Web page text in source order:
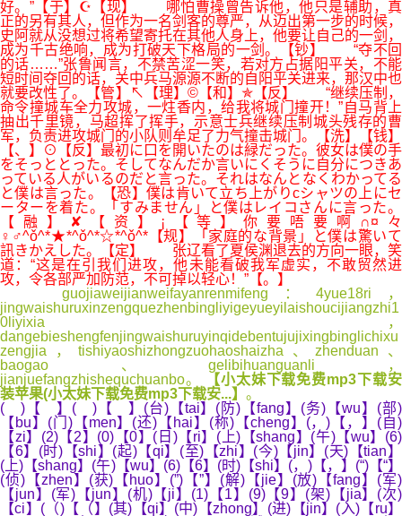
好。”【于】☪【现】 哪怕曹操曾告诉他，他只是辅助，真
正的另有其人，但作为一名剑客的尊严，从迈出第一步的时候，
史阿就从没想过将希望寄托在其他人身上，他要让自己的一剑，
成为千古绝响，成为打破天下格局的一剑。【钞】 “夺不回
的话……”张鲁闻言，不禁苦涩一笑，若对方占据阳平关，不能
短时间夺回的话，关中兵马源源不断的自阳平关进来，那汉中也
就要改性了。【管】↖【理】©【和】✯【反】 “继续压制，
命令撞城车全力攻城，一炷香内，给我将城门撞开！”自马背上
抽出千里镜，马超挥了挥手，示意士兵继续压制城头残存的曹
军，负责进攻城门的小队则牟足了力气撞击城门。【洗】【钱】
【、】⊙【反】最初に口を開いたのは緑だった。彼女は僕の手
をそっととった。そしてなんだか言いにくそうに自分につきあ
っている人がいるのだと言った。それはなんとなくわかってる
と僕は言った。【恐】僕は肯いて立ち上がりcシャツの上にセ
ーターを着た。「すみません」と僕はレイコさんに言った。
【融】✘【资】¡【等】你要唔要啊∩¤々
♀♂^ǒ^*★*^ǒ^*☆*^ǒ^*【规】「家庭的な背景」と僕は驚いて
訊きかえした。【定】 张辽看了夏侯渊退去的方向一眼，笑
道：“这是在引我们进攻，他未能看破我军虚实，不敢贸然进
攻，令各部严加防范，不可掉以轻心！”【。】
guojiaweijianweifayanrenmifeng：4yue18ri，
jingwaishuruxinzengquezhenbingliyigeyueyilaishoucijiangzhi1
0liyixia，
dangebieshengfenjingwaishuruyinqidebentujujixingbinglichixu
zengjia，tishiyaoshizhongzuohaoshaizha、zhenduan、
baogao、gelibihuanguanli，
jianjuefangzhishequchuanbo。
【小太妹下载免费mp3下载安
装苹果(小太妹下载免费mp3下载安...】 。
( )【 】( )【 】(台)【tai】(防)【fang】(务)【wu】(部)
【bu】(门)【men】(还)【hai】(称)【cheng】(，)【，】(自)
【zi】(2)【2】(0)【0】(日)【ri】(上)【shang】(午)【wu】(6)
【6】(时)【shi】(起)【qi】(至)【zhi】(今)【jin】(天)【tian】
(上)【shang】(午)【wu】(6)【6】(时)【shi】(，)【，】(“)【“】
(侦)【zhen】(获)【huo】(”)【”】(解)【jie】(放)【fang】(军)
【jun】(军)【jun】(机)【ji】(1)【1】(9)【9】(架)【jia】(次)
【ci】(（)【（】(其)【qi】(中)【zhong】(进)【jin】(入)【ru】